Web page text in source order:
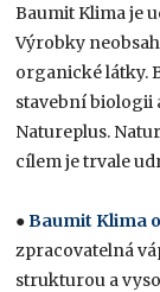
Baumit Klima je
Výrobky
organické látky.
stavební biologii
Natureplus.
cílem je trvale
●Baumit Klima
zpracovatelná
strukturou a